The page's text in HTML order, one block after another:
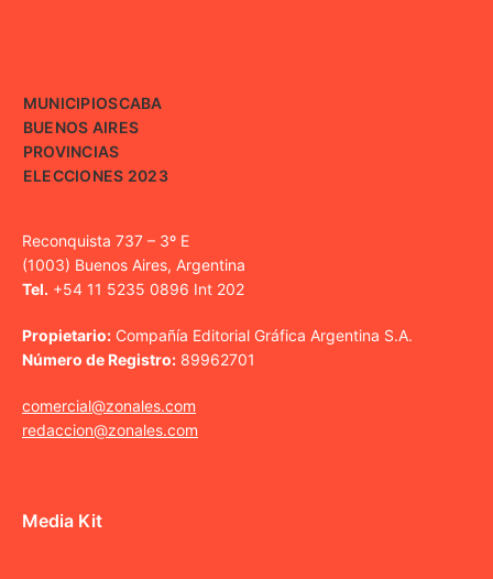
MUNICIPIOSCABA
BUENOS AIRES
PROVINCIAS
ELECCIONES 2023
Reconquista 737 – 3º E
(1003) Buenos Aires, Argentina
Tel. +54 11 5235 0896 Int 202
Propietario: Compañía Editorial Gráfica Argentina S.A.
Número de Registro: 89962701
comercial@zonales.com
redaccion@zonales.com
Media Kit